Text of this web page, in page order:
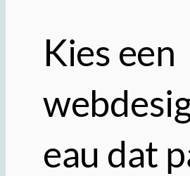
Kies een
eau dat